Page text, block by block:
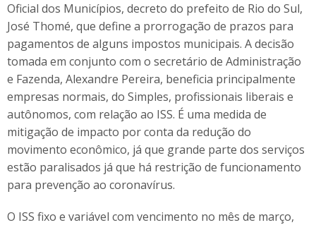
Oficial dos Municípios, decreto do prefeito de Rio do Sul,
José Thomé, que define a prorrogação de prazos para
pagamentos de alguns impostos municipais. A decisão
tomada em conjunto com o secretário de Administração
e Fazenda, Alexandre Pereira, beneficia principalmente
empresas normais, do Simples, profissionais liberais e
autônomos, com relação ao ISS. É uma medida de
mitigação de impacto por conta da redução do
movimento econômico, já que grande parte dos serviços
estão paralisados já que há restrição de funcionamento
para prevenção ao coronavírus.
O ISS fixo e variável com vencimento no mês de março,